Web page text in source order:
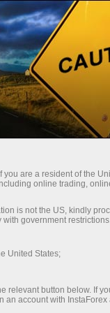
dagangan
Rakan
kadar
dagangan
dan indeks
di laman:
are a resident of the
online trading,
is not the US, kindly
government
United States;
relevant button below. If
an account with InstaForex